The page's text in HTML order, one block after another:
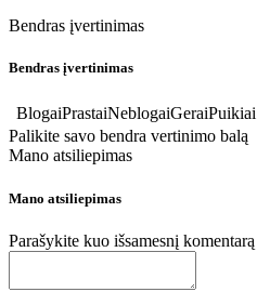
Bendras įvertinimas
Bendras įvertinimas
BlogaiPrastaiNeblogaiGeraiPuikiai
Palikite savo bendra vertinimo balą
Mano atsiliepimas
Mano atsiliepimas
Parašykite kuo išsamesnį komentarą